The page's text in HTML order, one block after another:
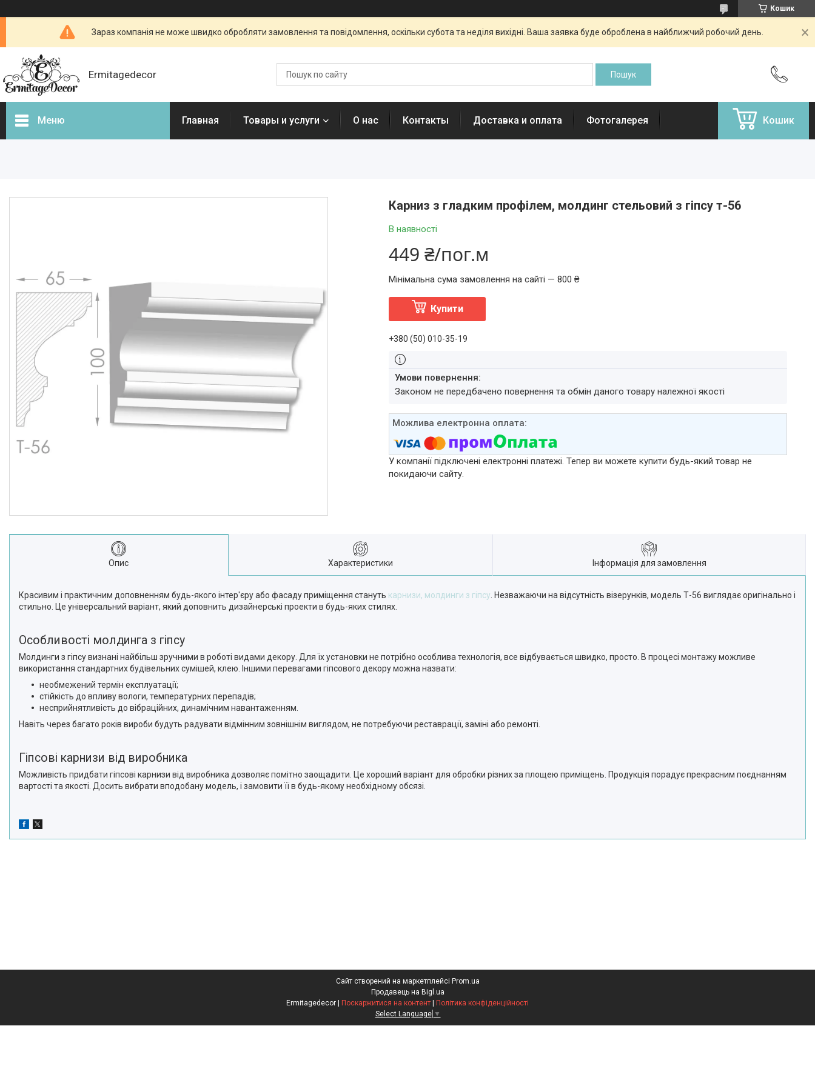
Кошик
Зараз компанія не може швидко обробляти замовлення та повідомлення, оскільки субота та неділя вихідні. Ваша заявка буде оброблена в найближчий робочий день.
Ermitagedecor
Меню
Бетонні огорожі
Балюстрада
Новости
Статьи
О нас
Отзывы
Доставка и оплата
Презентационные
Условия возврата и обмена
Главная Товары и услуги О нас Контакты Доставка и оплата Фотогалерея Кошик
Карниз з гладким профілем, молдинг стельовий з гіпсу т-56
В наявності
449 ₴/пог.м
Мінімальна сума замовлення на сайті — 800 ₴
Купити
+380 (50) 010-35-19
Законом не передбачено повернення та обмін даного товару належної якості
У компанії підключені електронні платежі. Тепер ви можете купити будь-який товар не
покидаючи сайту.
Опис Характеристики Інформація для замовлення
Красивим і практичним доповненням будь-якого інтер'єру або фасаду приміщення стануть карнизи, молдинги з гіпсу . Незважаючи на відсутність візерунків, модель Т-56 виглядає оригінально і
стильно. Це універсальний варіант, який доповнить дизайнерські проекти в будь-яких стилях.
Особливості молдинга з гіпсу
Молдинги з гіпсу визнані найбільш зручними в роботі видами декору. Для їх установки не потрібно особлива технологія, все відбувається швидко, просто. В процесі монтажу можливе
використання стандартних будівельних сумішей, клею. Іншими перевагами гіпсового декору можна назвати:
необмежений термін експлуатації;
стійкість до впливу вологи, температурних перепадів;
несприйнятливість до вібраційних, динамічним навантаженням.
Навіть через багато років вироби будуть радувати відмінним зовнішнім виглядом, не потребуючи реставрації, заміні або ремонті.
Гіпсові карнизи від виробника
Можливість придбати гіпсові карнизи від виробника дозволяє помітно заощадити. Це хороший варіант для обробки різних за площею приміщень. Продукція порадує прекрасним поєднанням
вартості та якості. Досить вибрати вподобану модель, і замовити її в будь-якому необхідному обсязі.
Сайт створений на маркетплейсі Prom.ua
Продавець на Bigl.ua
Ermitagedecor | Поскаржитися на контент | Політика конфіденційності
Select Language ▼